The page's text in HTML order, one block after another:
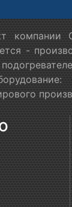
компании
-